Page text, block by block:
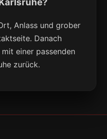
Anlass und grober
Danach
einer passenden
zurück.